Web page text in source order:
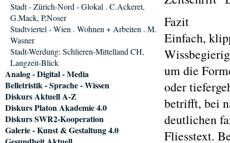
Fazit
Einfach,
um die
oder
betrifft, bei
deutlichen
Fliesstext.
Stadt - Zürich-Nord - Glokal . C.Ackeret,
G.Mack, P,Noser
Stadtviertel - Wien . Wohnen + Arbeiten . M.
Wasner
Stadt-Werdung: Schlieren-Mittelland CH,
Langzeit-Blick
Analog - Digital - Media
Belletristik - Sprache - Wissen
Diskurs Aktuell A-Z
Diskurs Platon Akademie 4.0
Diskurs SWR2-Kooperation
Galerie - Kunst & Gestaltung 4.0